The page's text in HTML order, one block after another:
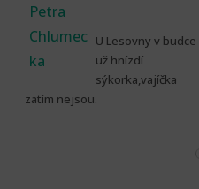
Petra
Chlumec
ka
U Lesovny v budce
už hnízdí
sýkorka,vajíčka
zatím nejsou.